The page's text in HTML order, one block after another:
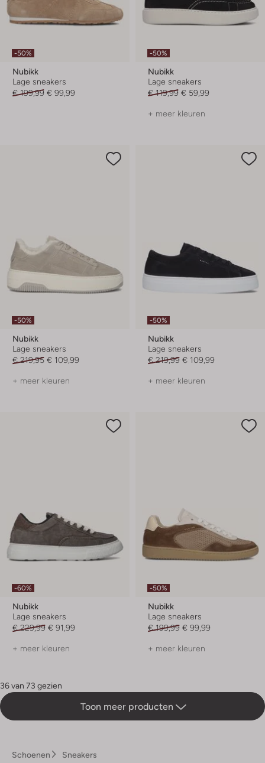
-50%
Nubikk
Lage sneakers
€ 199,99 € 99,99
-50%
Nubikk
Lage sneakers
€ 119,99 € 59,99
+ meer kleuren
-50%
Nubikk
Lage sneakers
€ 219,95 € 109,99
+ meer kleuren
-50%
Nubikk
Lage sneakers
€ 219,99 € 109,99
+ meer kleuren
-60%
Nubikk
Lage sneakers
€ 229,99 € 91,99
+ meer kleuren
-50%
Nubikk
Lage sneakers
€ 199,99 € 99,99
+ meer kleuren
36 van 73 gezien
Toon meer producten
Schoenen Sneakers